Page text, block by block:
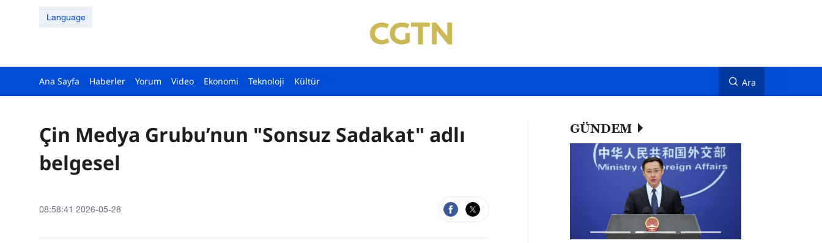
Language
Ana Sayfa Haberler Yorum Video Ekonomi Teknoloji Kültür Ara
Çin Medya Grubu’nun "Sonsuz Sadakat" adlı
belgesel
08:58:41 2026-05-28
GÜNDEM